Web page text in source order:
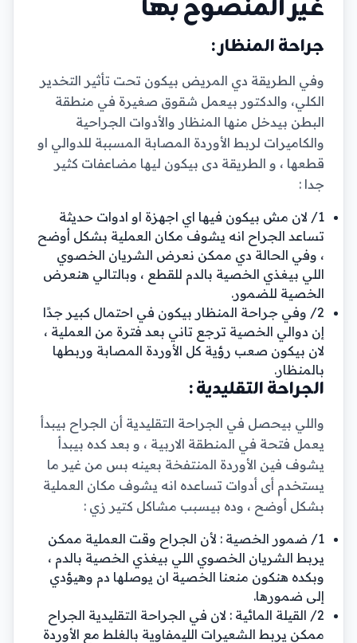
غير المنصوح بها
جراحة المنظار :
وفي الطريقة دي المريض بيكون تحت تأثير التخدير
الكلي، والدكتور بيعمل شقوق صغيرة في منطقة
البطن بيدخل منها المنظار والأدوات الجراحية
والكاميرات لربط الأوردة المصابة المسببة للدوالي او
قطعها ، و الطريقة دى بيكون ليها مضاعفات كثير
جدا :
1/ لان مش بيكون فيها اي اجهزة او ادوات حديثة
تساعد الجراح انه يشوف مكان العملية بشكل أوضح
، وفي الحالة دي ممكن نعرض الشريان الخصوي
اللي بيغذي الخصية بالدم للقطع ، وبالتالي هنعرض
الخصية للضمور.
2/ وفي جراحة المنظار بيكون في احتمال كبير جدًا
إن دوالي الخصية ترجع تاني بعد فترة من العملية ،
لان بيكون صعب رؤية كل الأوردة المصابة وربطها
بالمنظار.
الجراحة التقليدية :
واللي بيحصل في الجراحة التقليدية أن الجراح بيبدأ
يعمل فتحة في المنطقة الاربية ، و بعد كده بيبدأ
يشوف فين الأوردة المنتفخة بعينه بس من غير ما
يستخدم أى أدوات تساعده انه يشوف مكان العملية
بشكل أوضح ، وده بيسبب مشاكل كتير زي :
1/ ضمور الخصية : لأن الجراح وقت العملية ممكن
يربط الشريان الخصوي اللي بيغذي الخصية بالدم ،
وبكده هنكون منعنا الخصية ان يوصلها دم وهيؤدي
إلى ضمورها.
2/ القيلة المائية : لان في الجراحة التقليدية الجراح
ممكن يربط الشعيرات الليمفاوية بالغلط مع الأوردة